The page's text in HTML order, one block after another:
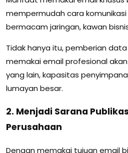
mempermudah cara
bermacam jaringan, kawan
Tidak hanya itu, pemberian data
memakai email profesional
yang lain, kapasitas
lumayan besar.
2. Menjadi Sarana
Perusahaan
Dengan memakai tujuan email